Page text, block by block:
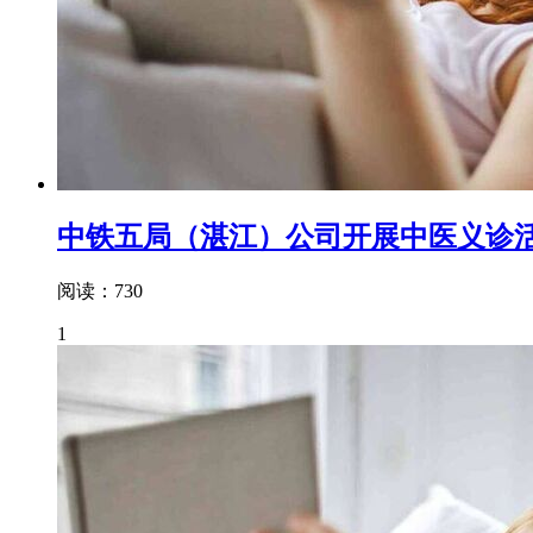
中铁五局（湛江）公司开展中医义诊
阅读：730
1